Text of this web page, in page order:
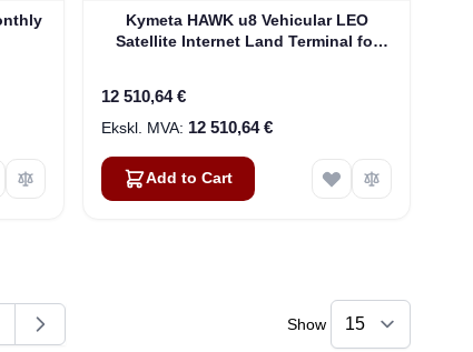
Kymeta HAWK u8 Vehicular LEO
Satellite Internet Land Terminal for
12 510,64 €
12 510,64 €
Add to Cart
Show